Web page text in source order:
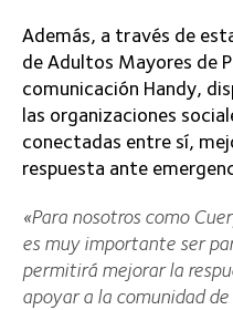
Además, a través de
de Adultos Mayores de
comunicación Handy,
las organizaciones
conectadas entre sí,
respuesta ante
«Para nosotros como
es muy importante ser
permitirá mejorar la
apoyar a la comunidad